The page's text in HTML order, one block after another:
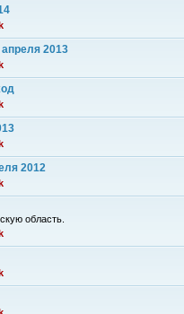
2013
2012
область.